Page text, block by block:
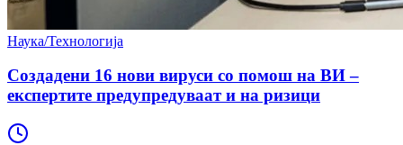
Наука/Технологија
Создадени 16 нови вируси со помош на ВИ –
експертите предупредуваат и на ризици